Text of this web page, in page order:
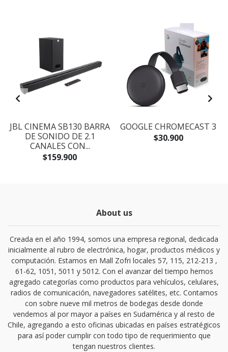
JBL CINEMA SB130 BARRA
DE SONIDO DE 2.1
CANALES CON...
$159.900
GOOGLE CHROMECAST 3
$30.900
About us
Creada en el año 1994, somos una empresa regional, dedicada
inicialmente al rubro de electrónica, hogar, productos médicos y
computación. Estamos en Mall Zofri locales 57, 115, 212-213 ,
61-62, 1051, 5011 y 5012. Con el avanzar del tiempo hemos
agregado categorías como productos para vehículos, celulares,
radios de comunicación, navegadores satélites, etc. Contamos
con sobre nueve mil metros de bodegas desde donde
vendemos al por mayor a países en Sudamérica y al resto de
Chile, agregando a esto oficinas ubicadas en países estratégicos
para así poder cumplir con todo tipo de requerimiento que
tengan nuestros clientes.